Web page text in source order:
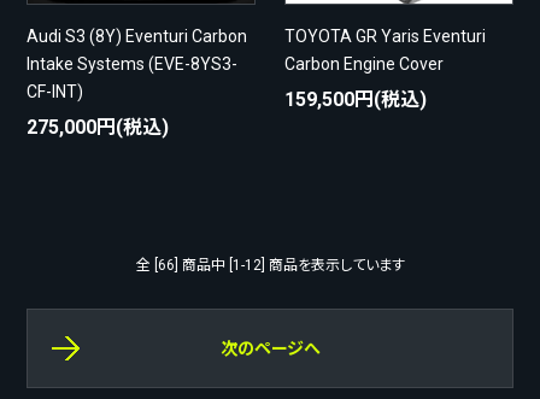
Audi S3 (8Y) Eventuri Carbon
Intake Systems (EVE-8YS3-
CF-INT)
275,000円(税込)
TOYOTA GR Yaris Eventuri
Carbon Engine Cover
159,500円(税込)
全 [66] 商品中 [1-12] 商品を表示しています
次のページへ